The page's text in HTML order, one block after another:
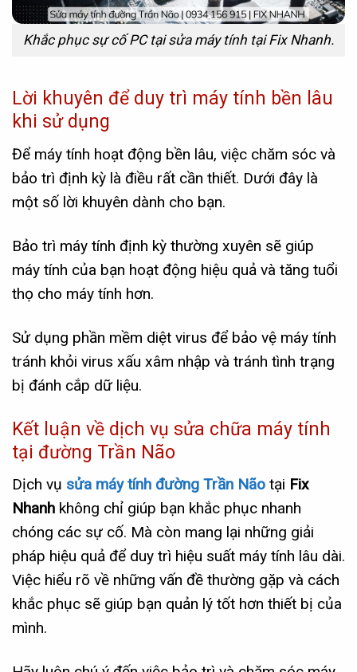
Khắc phục sự cố PC tại sửa máy tính tại Fix Nhanh.
Lời khuyên để duy trì máy tính bền lâu
khi sử dụng
Để máy tính hoạt động bền lâu, việc chăm sóc và
bảo trì định kỳ là điều rất cần thiết. Dưới đây là
một số lời khuyên dành cho bạn.
Bảo trì máy tính định kỳ thường xuyên sẽ giúp
máy tính của bạn hoạt động hiệu quả và tăng tuổi
thọ cho máy tính hơn.
Sử dụng phần mềm diệt virus để bảo vệ máy tính
tránh khỏi virus xấu xâm nhập và tránh tình trạng
bị đánh cắp dữ liệu.
Kết luận về dịch vụ sửa chữa máy tính
tại đường Trần Não
Dịch vụ sửa máy tính đường Trần Não tại Fix
Nhanh không chỉ giúp bạn khắc phục nhanh
chóng các sự cố. Mà còn mang lại những giải
pháp hiệu quả để duy trì hiệu suất máy tính lâu dài.
Việc hiểu rõ về những vấn đề thường gặp và cách
khắc phục sẽ giúp bạn quản lý tốt hơn thiết bị của
mình.